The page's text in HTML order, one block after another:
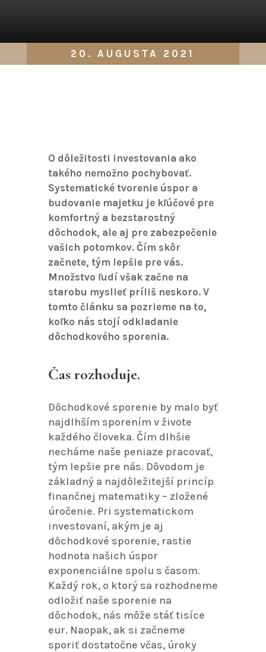
20. AUGUSTA 2021
O dôležitosti investovania ako
takého nemožno pochybovať.
Systematické tvorenie úspor a
budovanie majetku je kľúčové pre
komfortný a bezstarostný
dôchodok, ale aj pre zabezpečenie
vašich potomkov. Čím skôr
začnete, tým lepšie pre vás.
Množstvo ľudí však začne na
starobu myslieť príliš neskoro. V
tomto článku sa pozrieme na to,
koľko nás stojí odkladanie
dôchodkového sporenia.
Čas rozhoduje.
Dôchodkové sporenie by malo byť
najdlhším sporením v živote
každého človeka. Čím dlhšie
necháme naše peniaze pracovať,
tým lepšie pre nás. Dôvodom je
základný a najdôležitejší princíp
finančnej matematiky – zložené
úročenie. Pri systematickom
investovaní, akým je aj
dôchodkové sporenie, rastie
hodnota našich úspor
exponenciálne spolu s časom.
Každý rok, o ktorý sa rozhodneme
odložiť naše sporenie na
dôchodok, nás môže stáť tisíce
eur. Naopak, ak si začneme
sporiť dostatočne včas, úroky